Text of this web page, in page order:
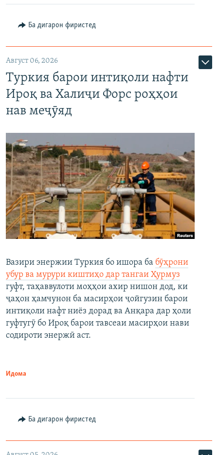
Ба дигарон фиристед
Август 06, 2026
Туркия барои интиқоли нафти
Ироқ ва Халиҷи Форс роҳҳои
нав меҷӯяд
Вазири энержии Туркия бо ишора ба бӯҳрони
убур ва мурури киштиҳо дар тангаи Ҳурмуз
гуфт, таҳаввулоти моҳҳои ахир нишон дод, ки
ҷаҳон ҳамчунон ба масирҳои ҷойгузин барои
интиқоли нафт ниёз дорад ва Анқара дар ҳоли
гуфтугӯ бо Ироқ барои тавсеаи масирҳои нави
содироти энержӣ аст.
Идома
Ба дигарон фиристед